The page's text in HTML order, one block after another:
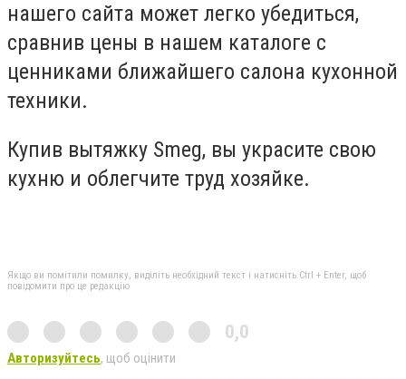
нашего сайта может легко убедиться,
сравнив цены в нашем каталоге с
ценниками ближайшего салона кухонной
техники.
Купив вытяжку Smeg, вы украсите свою
кухню и облегчите труд хозяйке.
Якщо ви помітили помилку, виділіть необхідний текст і натисніть Ctrl + Enter, щоб
повідомити про це редакцію
0,0
Авторизуйтесь, щоб оцінити